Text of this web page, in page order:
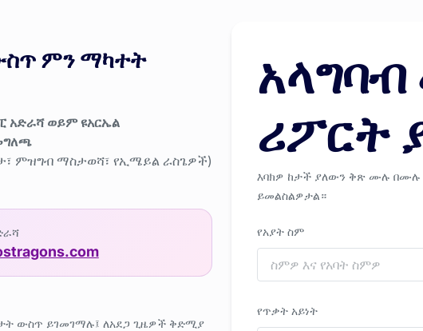
ምን ማካተት
አድራሻ ወይም ዩአርኤል
ምዝግብ ማስታወሻ፣ የኢሜይል ራስጌዎች)
ውስጥ ይገመገማሉ፤ ለአደጋ ጊዜዎች ቅድሚያ
ሪፖርት
እባክዎ ከታች ያለውን ቅጽ ሙሉ በሙሉ
ይመልስልዎታል።
የአያት ስም
የጥቃት አይነት